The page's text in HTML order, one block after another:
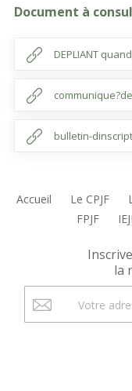
Document à
DEPLIANT
bulletin-
Accueil Le CPJF
FPJF
la